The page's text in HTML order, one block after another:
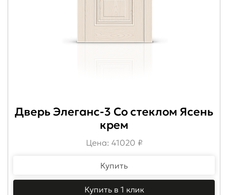
Дверь Элеганс-3 Со стеклом Ясень
крем
Цена: 41020 ₽
Купить
Купить в 1 клик